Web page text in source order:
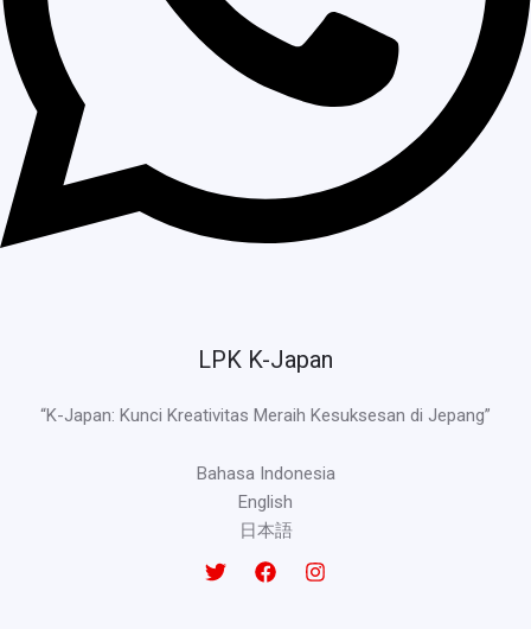
LPK K-Japan
“K-Japan: Kunci Kreativitas Meraih Kesuksesan di Jepang”
Bahasa Indonesia
English
日本語